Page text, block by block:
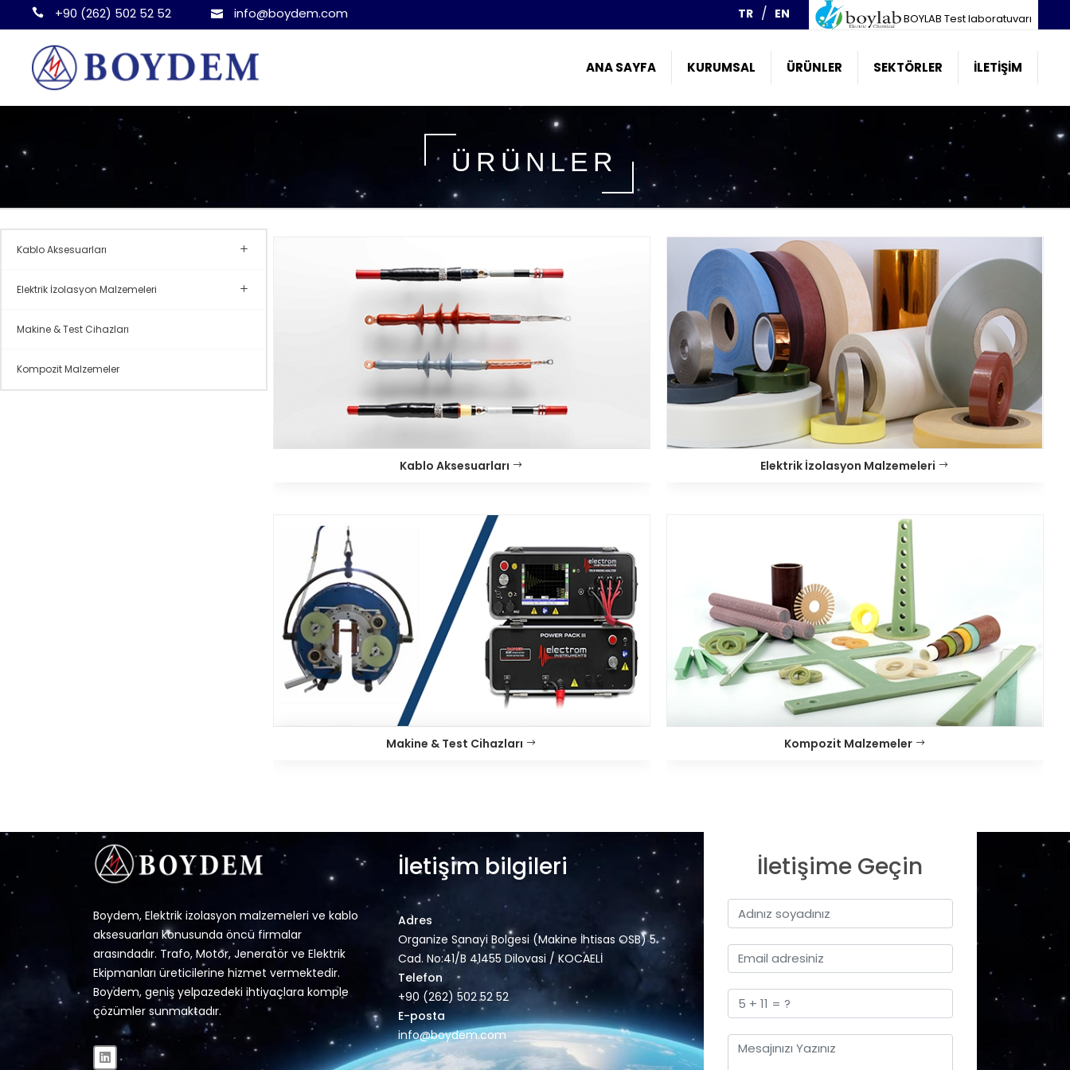
+90 (262) 502 52 52 info@boydem.com TR EN BOYLAB Test laboratuvarı
ANA SAYFA KURUMSAL ÜRÜNLER SEKTÖRLER İLETIŞIM
ÜRÜNLER
Kablo Aksesuarları
Elektrik İzolasyon Malzemeleri
Makine & Test Cihazları
Kompozit Malzemeler
Kablo Aksesuarları Elektrik İzolasyon Malzemeleri
Makine & Test Cihazları Kompozit Malzemeler
Boydem, Elektrik izolasyon malzemeleri ve kablo
aksesuarları konusunda öncü firmalar
arasındadır. Trafo, Motor, Jeneratör ve Elektrik
Ekipmanları üreticilerine hizmet vermektedir.
Boydem, geniş yelpazedeki ihtiyaçlara komple
çözümler sunmaktadır.
İletişim bilgileri
Adres
Organize Sanayi Bolgesi (Makine İhtisas OSB) 5.
Cad. No:41/B 41455 Dilovasi / KOCAELİ
Telefon
+90 (262) 502 52 52
E-posta
info@boydem.com
İletişime Geçin